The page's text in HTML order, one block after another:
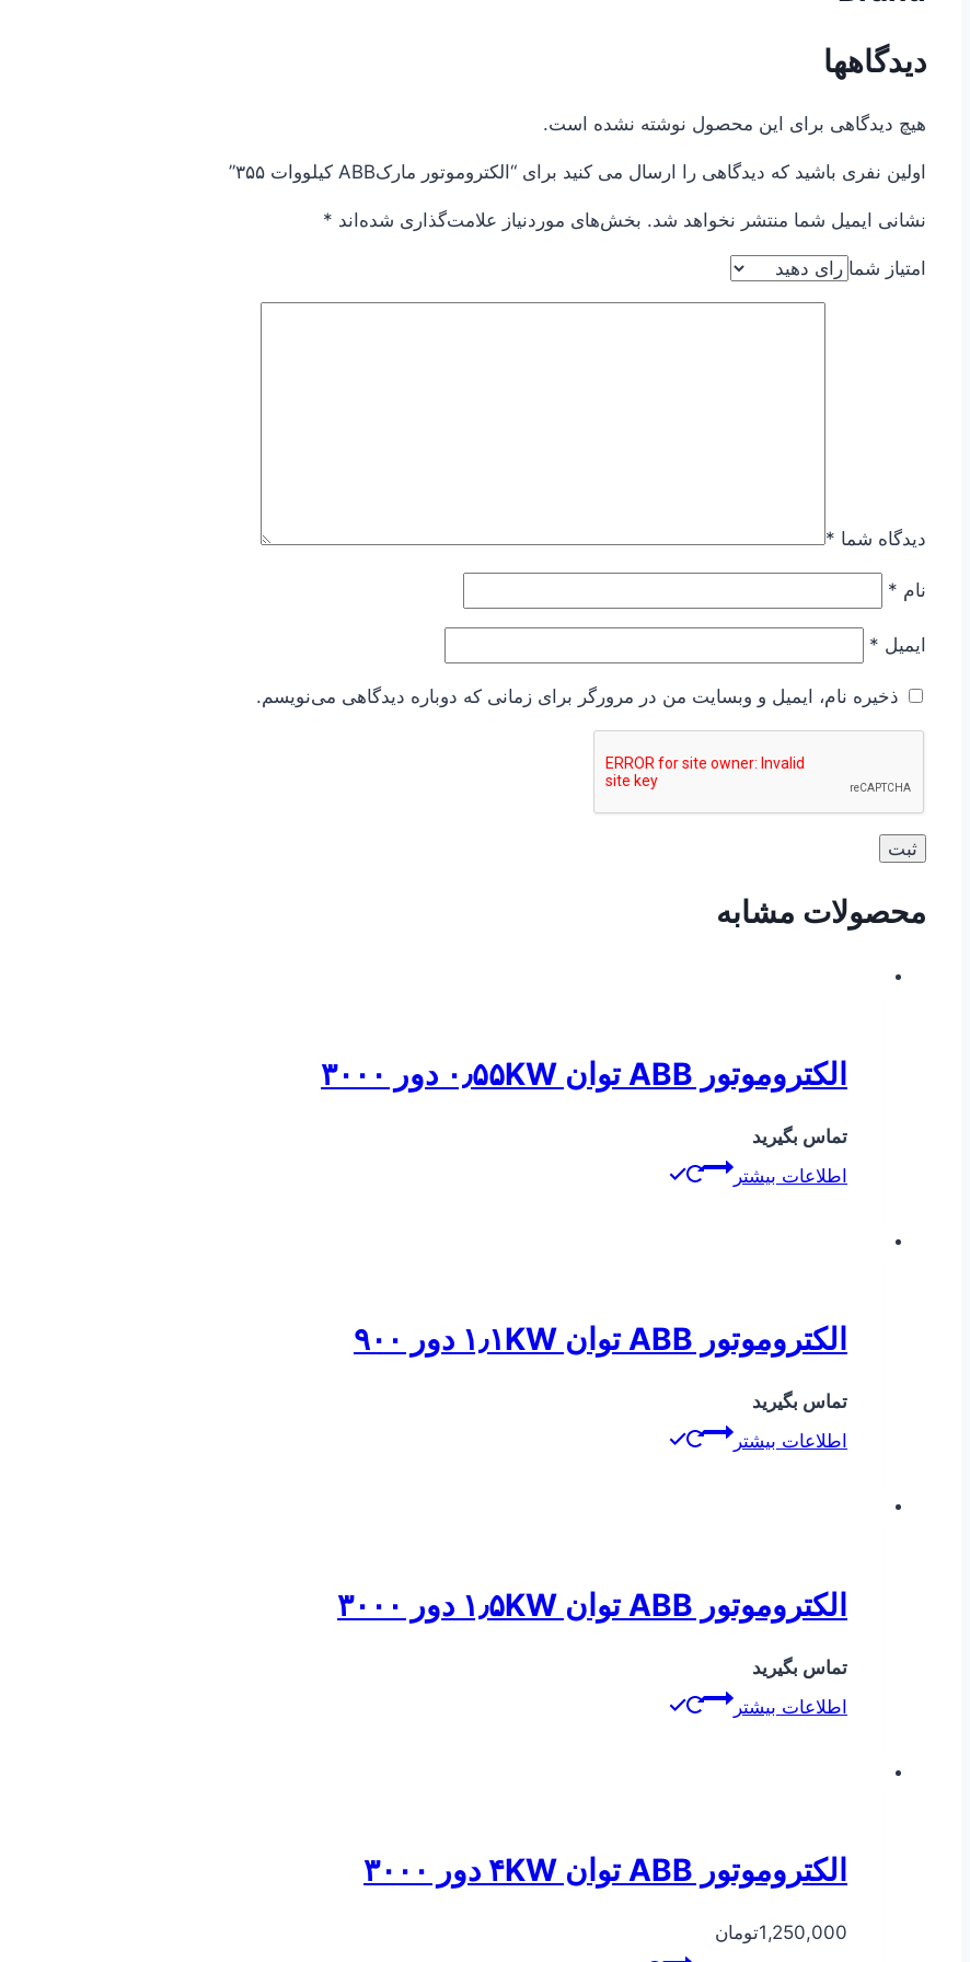
دیدگاهها
هیچ دیدگاهی برای این محصول نوشته نشده است.
اولین نفری باشید که دیدگاهی را ارسال می کنید برای “الکتروموتور مارکABB کیلووات ۳۵۵”
نشانی ایمیل شما منتشر نخواهد شد. بخش‌های موردنیاز علامت‌گذاری شده‌اند *
امتیاز شما
دیدگاه شما *
نام *
ایمیل *
ذخیره نام، ایمیل و وبسایت من در مرورگر برای زمانی که دوباره دیدگاهی می‌نویسم.
محصولات مشابه
الکتروموتور ABB توان ۰٫۵۵KW دور ۳۰۰۰
تماس بگیرید
اطلاعات بیشتر
الکتروموتور ABB توان ۱٫۱KW دور ۹۰۰
تماس بگیرید
اطلاعات بیشتر
الکتروموتور ABB توان ۱٫۵KW دور ۳۰۰۰
تماس بگیرید
اطلاعات بیشتر
الکتروموتور ABB توان ۴KW دور ۳۰۰۰
1,250,000تومان